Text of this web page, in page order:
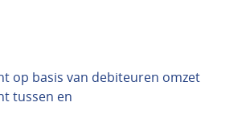
op basis van debiteuren omzet
tussen en